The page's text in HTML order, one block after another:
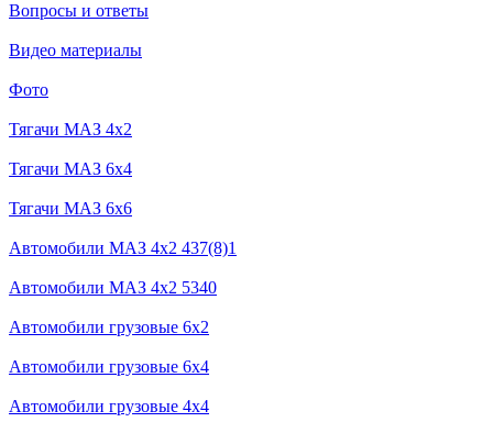
Вопросы и ответы
Видео материалы
Фото
Тягачи MAЗ 4x2
Тягачи MAЗ 6x4
Тягачи MAЗ 6x6
Автомобили МАЗ 4x2 437(8)1
Автомобили МАЗ 4x2 5340
Автомобили грузовые 6x2
Автомобили грузовые 6х4
Автомобили грузовые 4х4